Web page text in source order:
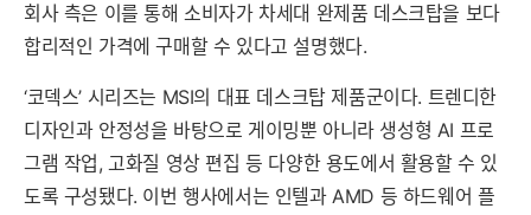
회사 측은 이를 통해 소비자가 차세대 완제품 데스크탑을 보다
합리적인 가격에 구매할 수 있다고 설명했다.
‘코덱스’ 시리즈는 MSI의 대표 데스크탑 제품군이다. 트렌디한
디자인과 안정성을 바탕으로 게이밍뿐 아니라 생성형 AI 프로
그램 작업, 고화질 영상 편집 등 다양한 용도에서 활용할 수 있
도록 구성됐다. 이번 행사에서는 인텔과 AMD 등 하드웨어 플